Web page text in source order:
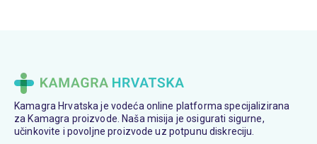
Kamagra Hrvatska je vodeća online platforma specijalizirana
za Kamagra proizvode. Naša misija je osigurati sigurne,
učinkovite i povoljne proizvode uz potpunu diskreciju.